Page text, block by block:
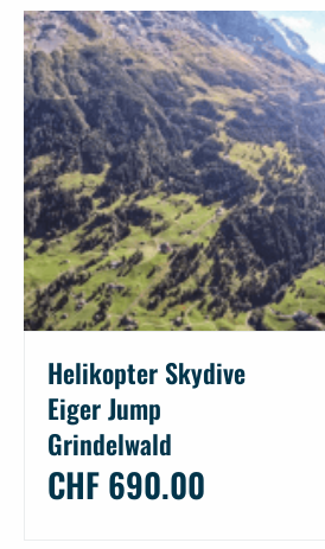
Helikopter Skydive
Eiger Jump
Grindelwald
CHF 690.00